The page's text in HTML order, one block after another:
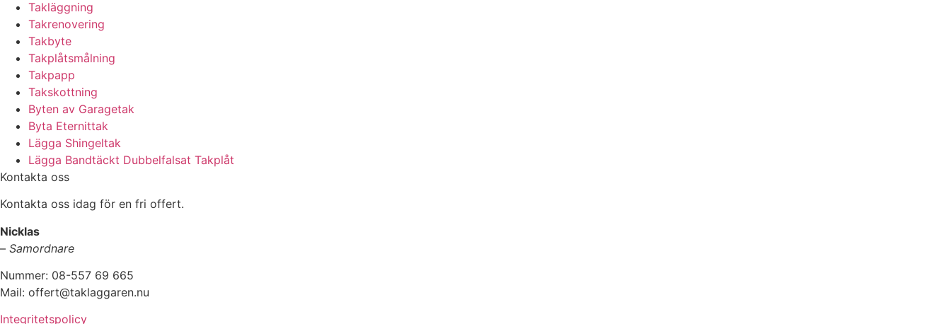
Takläggning
Takrenovering
Takbyte
Takplåtsmålning
Takpapp
Takskottning
Byten av Garagetak
Byta Eternittak
Lägga Shingeltak
Lägga Bandtäckt Dubbelfalsat Takplåt
Kontakta oss
Kontakta oss idag för en fri offert.
Nicklas
– Samordnare
Nummer: 08-557 69 665
Mail: offert@taklaggaren.nu
Integritetspolicy